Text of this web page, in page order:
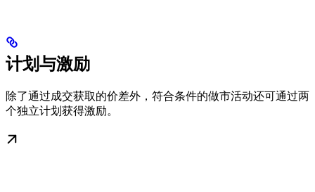
计划与激励
除了通过成交获取的价差外，符合条件的做市活动还可通过两
个独立计划获得激励。